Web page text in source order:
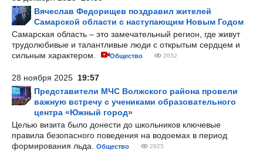
Вячеслав Федорищев поздравил жителей
Самарской области с наступающим Новым Годом
Самарская область – это замечательный регион, где живут
трудолюбивые и талантливые люди с открытым сердцем и
сильным характером.
Общество 2652
28 ноября 2025 19:57
Представители МЧС Волжского района провели
важную встречу с учениками образовательного
центра «Южный город»
Целью визита было донести до школьников ключевые
правила безопасного поведения на водоемах в период
формирования льда.
Общество 2825